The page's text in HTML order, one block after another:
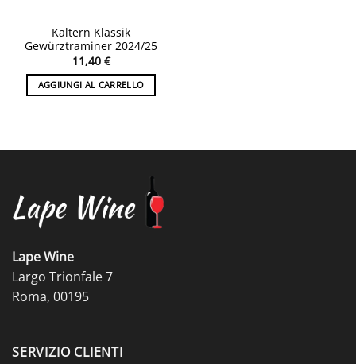
Kaltern Klassik
Gewürztraminer 2024/25
11,40 €
AGGIUNGI AL CARRELLO
Lape Wine
Largo Trionfale 7
Roma, 00195
SERVIZIO CLIENTI